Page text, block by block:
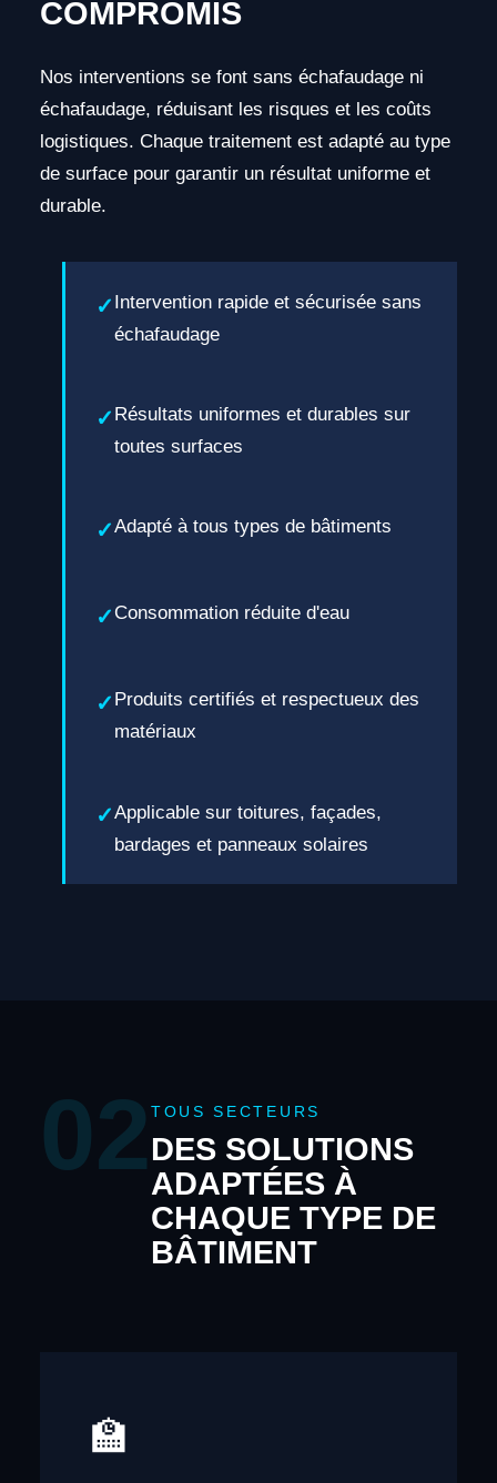
COMPROMIS
Nos interventions se font sans échafaudage ni
échafaudage, réduisant les risques et les coûts
logistiques. Chaque traitement est adapté au type
de surface pour garantir un résultat uniforme et
durable.
Intervention rapide et sécurisée sans
échafaudage
Résultats uniformes et durables sur
toutes surfaces
Adapté à tous types de bâtiments
Consommation réduite d'eau
Produits certifiés et respectueux des
matériaux
Applicable sur toitures, façades,
bardages et panneaux solaires
02 TOUS SECTEURS
DES SOLUTIONS
ADAPTÉES À
CHAQUE TYPE DE
BÂTIMENT
🏫